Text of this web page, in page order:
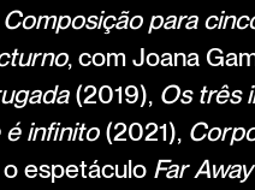
para
, com Joana
(2019), Os três
é infinito(2021),
espetáculo Far